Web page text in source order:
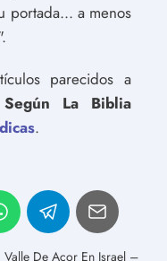
portada... a menos
parecidos a
La Biblia
.
Valle De Acor En Israel –